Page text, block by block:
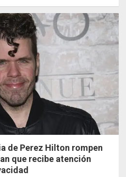
de Perez Hilton rompen
que recibe atención